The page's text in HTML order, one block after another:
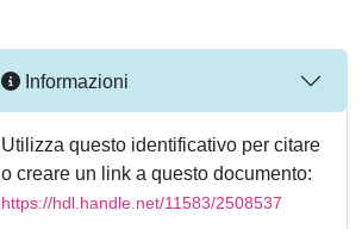
Informazioni
Utilizza questo identificativo per citare
o creare un link a questo documento:
https://hdl.handle.net/11583/2508537